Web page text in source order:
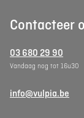
Contacteer
03 680 29 90
Vandaag nog tot 16u30
info@vulpia.be